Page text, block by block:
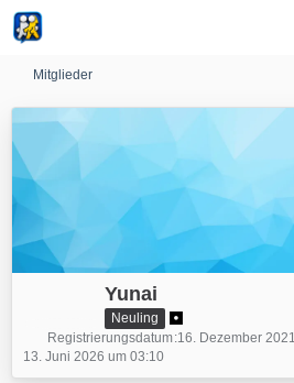
Mitglieder
Yunai
Neuling
Registrierungsdatum 16. Dezember 2021
13. Juni 2026 um 03:10